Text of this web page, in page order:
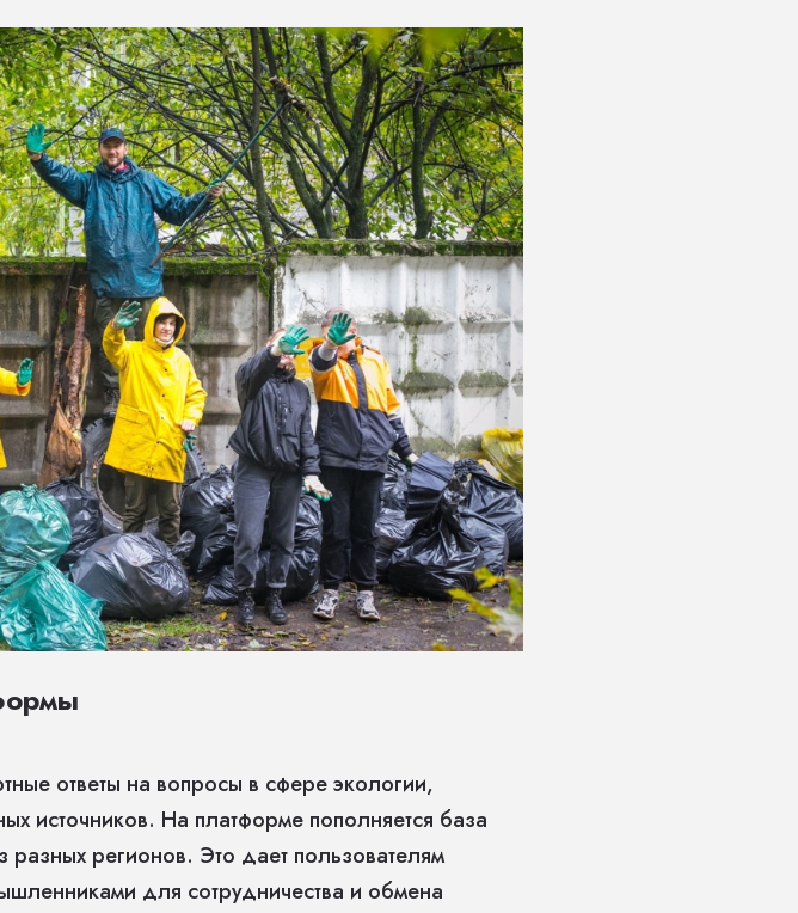
ответы на вопросы в сфере экологии,
источников. На платформе пополняется база
регионов. Это дает пользователям
для сотрудничества и обмена